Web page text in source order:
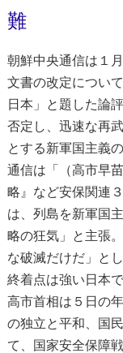
難
朝鮮中央通信は１
文書の改定につい
日本」と題した論
否定し、迅速な再
とする新軍国主義
通信は「（高市早
略』など安保関連
は、列島を新軍国
略の狂気」と主張
な破滅だけだ」と
終着点は強い日本
高市首相は５日の
の独立と平和、国
て、国家安全保障